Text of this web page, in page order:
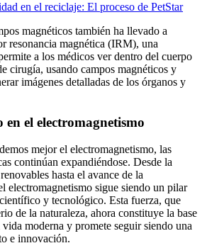
en el reciclaje: El proceso de PetStar
magnéticos también ha llevado a
resonancia magnética (IRM), una
a los médicos ver dentro del cuerpo
cirugía, usando campos magnéticos y
imágenes detalladas de los órganos y
el electromagnetismo
mejor el electromagnetismo, las
continúan expandiéndose. Desde la
hasta el avance de la
electromagnetismo sigue siendo un pilar
y tecnológico. Esta fuerza, que
de la naturaleza, ahora constituye la base
vida moderna y promete seguir siendo una
e innovación.